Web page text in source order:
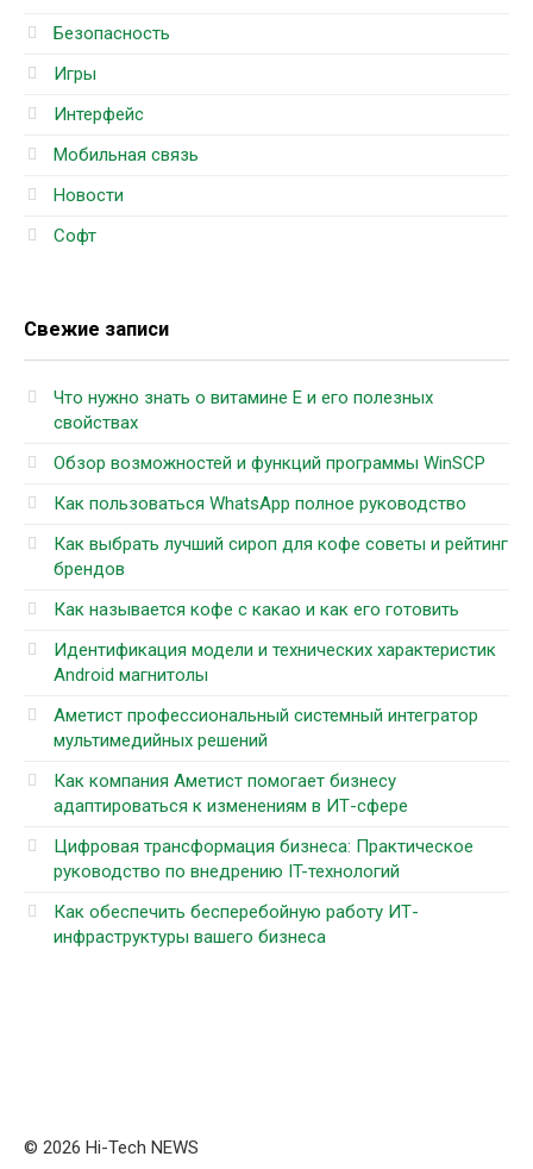
Безопасность
Игры
Интерфейс
Мобильная связь
Новости
Софт
Свежие записи
Что нужно знать о витамине Е и его полезных
свойствах
Обзор возможностей и функций программы WinSCP
Как пользоваться WhatsApp полное руководство
Как выбрать лучший сироп для кофе советы и рейтинг
брендов
Как называется кофе с какао и как его готовить
Идентификация модели и технических характеристик
Android магнитолы
Аметист профессиональный системный интегратор
мультимедийных решений
Как компания Аметист помогает бизнесу
адаптироваться к изменениям в ИТ-сфере
Цифровая трансформация бизнеса: Практическое
руководство по внедрению IT-технологий
Как обеспечить бесперебойную работу ИТ-
инфраструктуры вашего бизнеса
© 2026 Hi-Tech NEWS